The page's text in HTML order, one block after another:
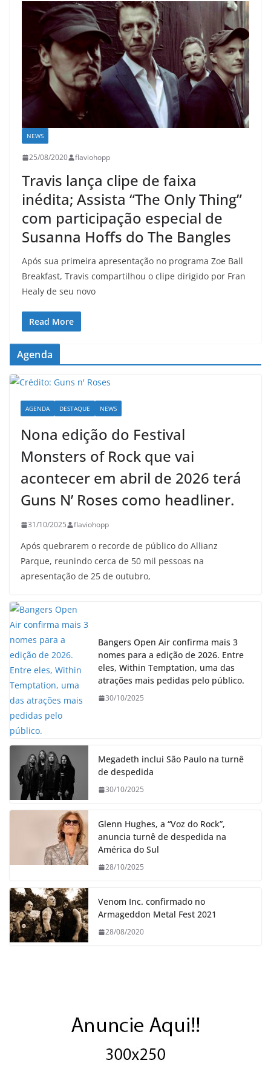
NEWS
25/08/2020 flaviohopp
Travis lança clipe de faixa
inédita; Assista “The Only Thing”
com participação especial de
Susanna Hoffs do The Bangles
Após sua primeira apresentação no programa Zoe Ball
Breakfast, Travis compartilhou o clipe dirigido por Fran
Healy de seu novo
Read More
Agenda
AGENDA DESTAQUE NEWS
Nona edição do Festival
Monsters of Rock que vai
acontecer em abril de 2026 terá
Guns N’ Roses como headliner.
31/10/2025 flaviohopp
Após quebrarem o recorde de público do Allianz
Parque, reunindo cerca de 50 mil pessoas na
apresentação de 25 de outubro,
Bangers Open Air confirma mais 3
nomes para a edição de 2026. Entre
eles, Within Temptation, uma das
atrações mais pedidas pelo público.
30/10/2025
Megadeth inclui São Paulo na turnê
de despedida
30/10/2025
Glenn Hughes, a “Voz do Rock”,
anuncia turnê de despedida na
América do Sul
28/10/2025
Venom Inc. confirmado no
Armageddon Metal Fest 2021
28/08/2020